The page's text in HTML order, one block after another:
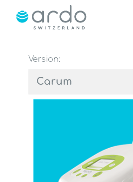
Version:
Carum
Breastpumps &
Fertility
Breastfeeding